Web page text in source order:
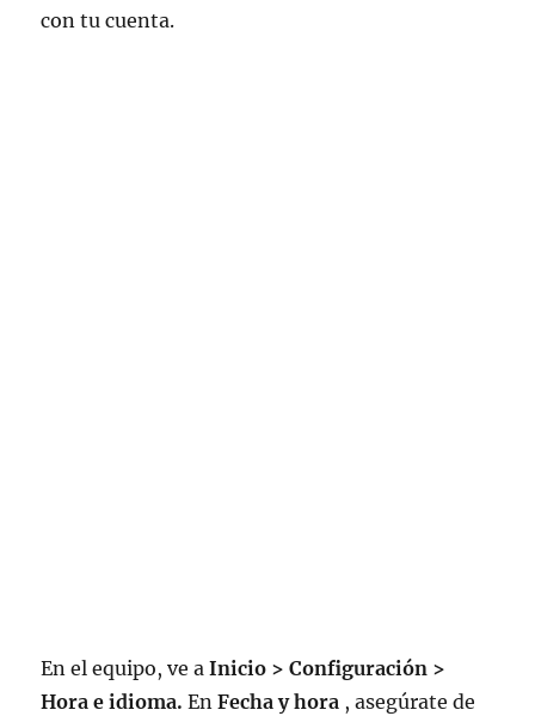
con tu cuenta.
En el equipo, ve a Inicio > Configuración >
Hora e idioma. EnFecha y hora , asegúrate de